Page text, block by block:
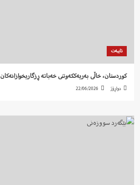
تایبەت
کوردستان، خاڵی بەریەککەوتنی خەباتە ڕزگاریخوازانەکان
دواڕۆژ 22/06/2026